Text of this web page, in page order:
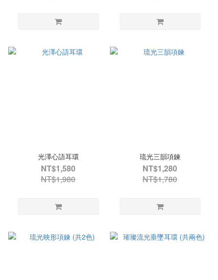
光澤心語耳環
NT$1,580
NT$1,980
琉光三韻項鍊
NT$1,280
NT$1,780